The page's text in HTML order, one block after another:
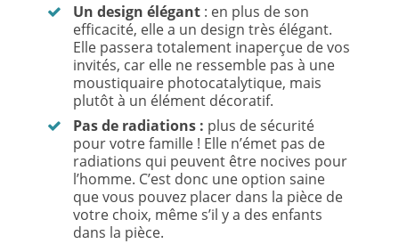
Un design élégant : en plus de son
efficacité, elle a un design très élégant.
Elle passera totalement inaperçue de vos
invités, car elle ne ressemble pas à une
moustiquaire photocatalytique, mais
plutôt à un élément décoratif.
Pas de radiations : plus de sécurité
pour votre famille ! Elle n’émet pas de
radiations qui peuvent être nocives pour
l’homme. C’est donc une option saine
que vous pouvez placer dans la pièce de
votre choix, même s’il y a des enfants
dans la pièce.